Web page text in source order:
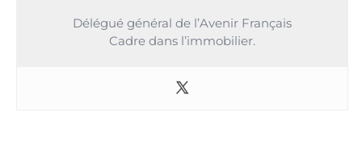
Délégué général de l’Avenir Français
Cadre dans l’immobilier.